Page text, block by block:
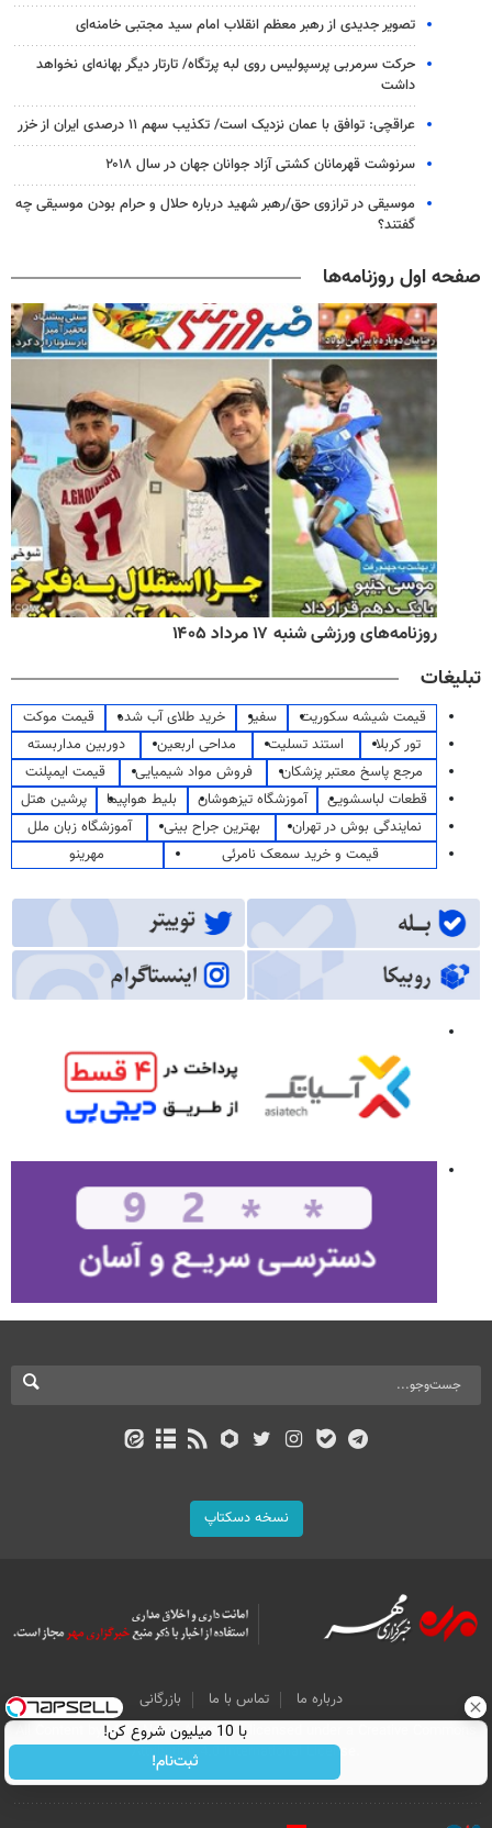
تصویر جدیدی از رهبر معظم انقلاب امام سید مجتبی خامنه‌ای
حرکت سرمربی پرسپولیس روی لبه پرتگاه/ تارتار دیگر بهانه‌ای نخواهد
داشت
عراقچی: توافق با عمان نزدیک است/ تکذیب سهم ۱۱ درصدی ایران از خزر
سرنوشت قهرمانان کشتی آزاد جوانان جهان در سال ۲۰۱۸
موسیقی در ترازوی حق/رهبر شهید درباره حلال و حرام بودن موسیقی چه
گفتند؟
صفحه اول روزنامه‌ها
روزنامه‌های ورزشی شنبه ۱۷ مرداد ۱۴۰۵
تبلیغات
قیمت شیشه سکوریت سفیر خرید طلای آب شده
قیمت موکت
تور کربلا
استند تسلیت مداحی اربعین
دوربین مداربسته
مرجع پاسخ معتبر پزشکان
فروش مواد شیمیایی
قیمت ایمپلنت
قطعات لباسشویی
آموزشگاه تیزهوشان بلیط هواپیما
پرشین هتل
نمایندگی بوش در تهران
بهترین جراح بینی
آموزشگاه زبان ملل
قیمت و خرید سمعک نامرئی
مهرینو
نسخه دسکتاپ
درباره ما تماس با ما
بازرگانی
All Content by Mehr News Agency is licensed under a Creative Commons
Attribution 4.0 International License.
با 10 میلیون شروع کن!
ثبت‌نام!